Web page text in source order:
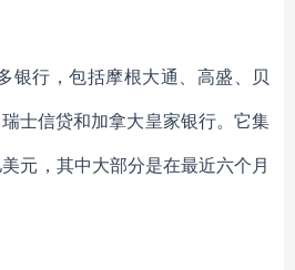
银行，包括摩根大通 、 高盛 、
贝
瑞士信贷和加拿大皇家银行。它集
元，其中大部分是在最近六个月